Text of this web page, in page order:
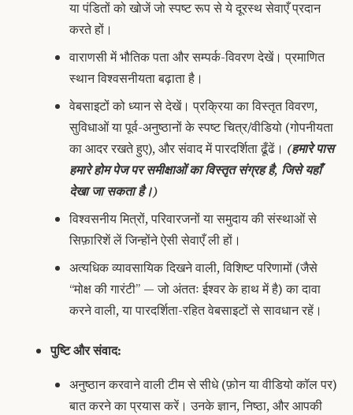
या पंडितों को खोजें जो स्पष्ट रूप से ये दूरस्थ सेवाएँ प्रदान
करते हों।
वाराणसी में भौतिक पता और सम्पर्क-विवरण देखें। प्रमाणित
स्थान विश्वसनीयता बढ़ाता है।
वेबसाइटों को ध्यान से देखें। प्रक्रिया का विस्तृत विवरण,
सुविधाओं या पूर्व-अनुष्ठानों के स्पष्ट चित्र/वीडियो (गोपनीयता
का आदर रखते हुए), और संवाद में पारदर्शिता ढूँढें। (हमारे पास
हमारे होम पेज पर समीक्षाओं का विस्तृत संग्रह है, जिसेयहाँ
देखा जा सकता है।)
विश्वसनीय मित्रों, परिवारजनों या समुदाय की संस्थाओं से
सिफ़ारिशें लें जिन्होंने ऐसी सेवाएँ ली हों।
अत्यधिक व्यावसायिक दिखने वाली, विशिष्ट परिणामों (जैसे
“मोक्ष की गारंटी” — जो अंततः ईश्वर के हाथ में है) का दावा
करने वाली, या पारदर्शिता-रहित वेबसाइटों से सावधान रहें।
पुष्टि और संवाद:
अनुष्ठान करवाने वाली टीम से सीधे (फ़ोन या वीडियो कॉल पर)
बात करने का प्रयास करें। उनके ज्ञान, निष्ठा, और आपकी